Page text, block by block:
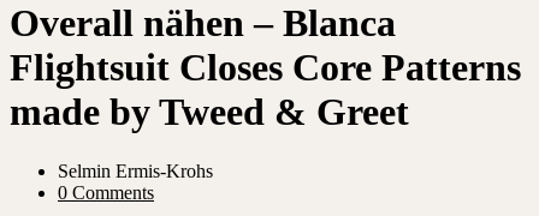
Overall nähen – Blanca
Flightsuit Closes Core Patterns
made by Tweed & Greet
Selmin Ermis-Krohs
0 Comments